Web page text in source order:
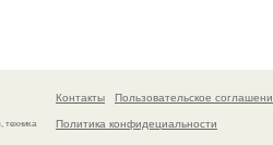
странным образом.
техника
Контакты
Пользовательское
Политика конфидециальности